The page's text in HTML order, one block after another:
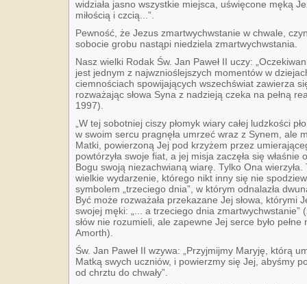
widziała jasno wszystkie miejsca, uświęcone męką
miłością i czcią...”.
Pewność, że Jezus zmartwychwstanie w chwale,
sobocie grobu nastąpi niedziela zmartwychwstania.
Nasz wielki Rodak Św. Jan Paweł II uczy:
jest jednym z najwznioślejszych momentów w
ciemnościach spowijających wszechświat zawierza
rozważając słowa Syna z nadzieją czeka na pełną
1997).
„W tej sobotniej ciszy płomyk wiary całej ludzkości
w swoim sercu pragnęła umrzeć wraz z Synem, ale
Matki, powierzoną Jej pod krzyżem przez
powtórzyła swoje fiat, a jej misja zaczęła się właśnie
Bogu swoją niezachwianą wiarę. Tylko Ona
wielkie wydarzenie, którego nikt inny się nie
symbolem „trzeciego dnia”, w którym odnalazła
Być może rozważała przekazane Jej słowa, którymi
swojej męki: „... a trzeciego dnia zmartwychwstanie”
słów nie rozumieli, ale zapewne Jej serce było
Amorth).
Św. Jan Paweł II wzywa: „Przyjmijmy Maryję, którą
Matką swych uczniów, i powierzmy się Jej, abyśmy
od chrztu do chwały”.